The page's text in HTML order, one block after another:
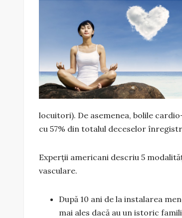
locuitori). De asemenea, bolile
cu 57% din totalul deceselor
Experții americani descriu 5
vasculare.
După 10 ani de la instalarea
mai ales dacă au un istoric